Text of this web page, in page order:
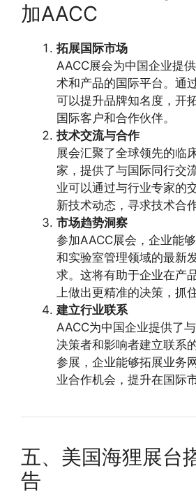
加AACC
拓展国际市场
AACC展会为中国企业提
术和产品的国际平台。通
可以提升品牌知名度，开
国际客户和合作伙伴。
技术交流与合作
展会汇聚了全球领先的临
家，提供了与国际同行交
业可以通过与行业专家的
新技术动态，寻求技术合
市场趋势洞察
参加AACC展会，企业能
和实验室管理领域的最新
求。这将有助于企业在产
上做出更精准的决策，抓
建立行业联系
AACC为中国企业提供了
决策者和影响者建立联系
参展，企业能够拓展业务
业合作机会，提升在国际
五、美国海狸展台
告